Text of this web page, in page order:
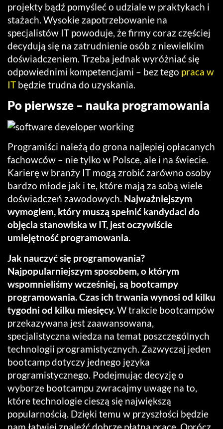
projekty bądź pomyśleć o udziale w praktykach i
stażach. Wysokie zapotrzebowanie na
specjalistów IT powoduje, że firmy coraz częściej
decydują się na zatrudnienie osób z niewielkim
doświadczeniem. Trzeba jednak wyróżniać się
odpowiednimi kompetencjami – bez tego praca w
IT będzie trudna do uzyskania.
Po pierwsze – nauka programowania
Programiści należą do grona najlepiej opłacanych
fachowców – nie tylko w Polsce, ale i na świecie.
Karierę w branży IT mogą zrobić zarówno osoby
bardzo młode jak i te, które mają za sobą wiele
doświadczeń zawodowych. Najważniejszym
wymogiem, który muszą spełnić kandydaci do
objęcia stanowiska w IT, jest oczywiście
umiejętność programowania.
Jak nauczyć się programowania?
Najpopularniejszym sposobem, o którym
wspomnieliśmy wcześniej, są bootcampy
programowania. Czas ich trwania wynosi od kilku
tygodni od kilku miesięcy.W trakcie bootcampów
przekazywana jest zaawansowana,
specjalistyczna wiedza na temat poszczególnych
technologii programistycznych. Zazwyczaj jeden
bootcamp dotyczy jednego języka
programistycznego. Podejmując decyzję o
wyborze bootcampu zwracajmy uwagę na to,
które technologie cieszą się największą
popularnością. Dzięki temu w przyszłości będzie
nam łatwiej znaleźć dobrze płatną pracę. Oprócz